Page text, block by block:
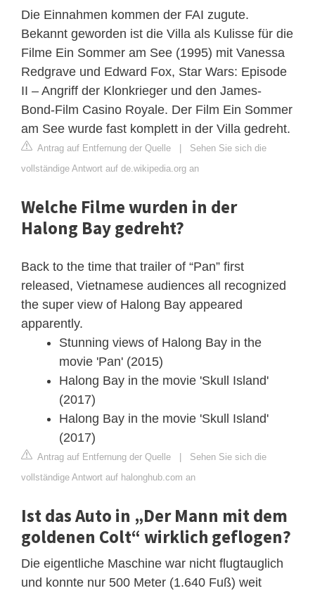
Die Einnahmen kommen der FAI zugute.
Bekannt geworden ist die Villa als Kulisse für die
Filme Ein Sommer am See (1995) mit Vanessa
Redgrave und Edward Fox, Star Wars: Episode
II – Angriff der Klonkrieger und den James-
Bond-Film Casino Royale. Der Film Ein Sommer
am See wurde fast komplett in der Villa gedreht.
Antrag auf Entfernung der Quelle | Sehen Sie sich die
vollständige Antwort auf de.wikipedia.org an
Welche Filme wurden in der
Halong Bay gedreht?
Back to the time that trailer of “Pan” first
released, Vietnamese audiences all recognized
the super view of Halong Bay appeared
apparently.
Stunning views of Halong Bay in the
movie 'Pan' (2015)
Halong Bay in the movie 'Skull Island'
(2017)
Halong Bay in the movie 'Skull Island'
(2017)
Antrag auf Entfernung der Quelle | Sehen Sie sich die
vollständige Antwort auf halonghub.com an
Ist das Auto in „Der Mann mit dem
goldenen Colt“ wirklich geflogen?
Die eigentliche Maschine war nicht flugtauglich
und konnte nur 500 Meter (1.640 Fuß) weit